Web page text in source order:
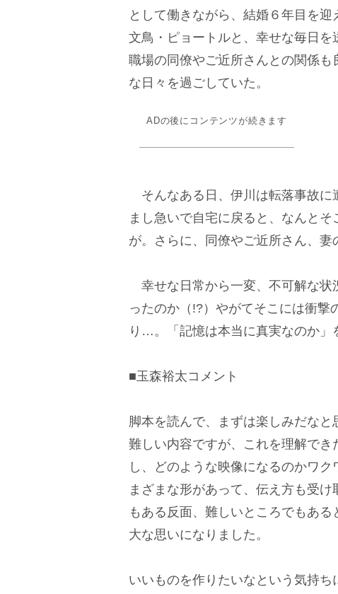
として働きながら、結婚６年目を
文鳥・ピョートルと、幸せな毎日を
職場の同僚やご近所さんとの関係
な日々を過ごしていた。
ADの後にコンテンツが続きます
そんなある日、伊川は転落事故に
まし急いで自宅に戻ると、なんと
が。さらに、同僚やご近所さん、
幸せな日常から一変、不可解な状
ったのか（!?）やがてそこには衝撃
り…。「記憶は本当に真実なのか」
■玉森裕太コメント
脚本を読んで、まずは楽しみだな
難しい内容ですが、これを理解で
し、どのような映像になるのかワ
まざまな形があって、伝え方も受
もある反面、難しいところでもあ
大な思いになりました。
いいものを作りたいなという気持